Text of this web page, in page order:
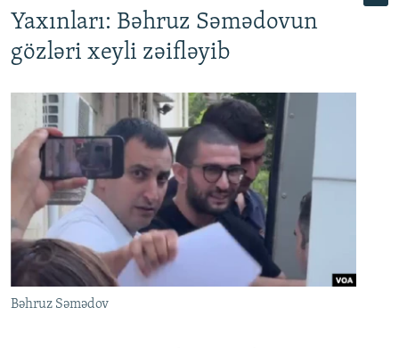
Yaxınları: Bəhruz Səmədovun
gözləri xeyli zəifləyib
Bəhruz Səmədov